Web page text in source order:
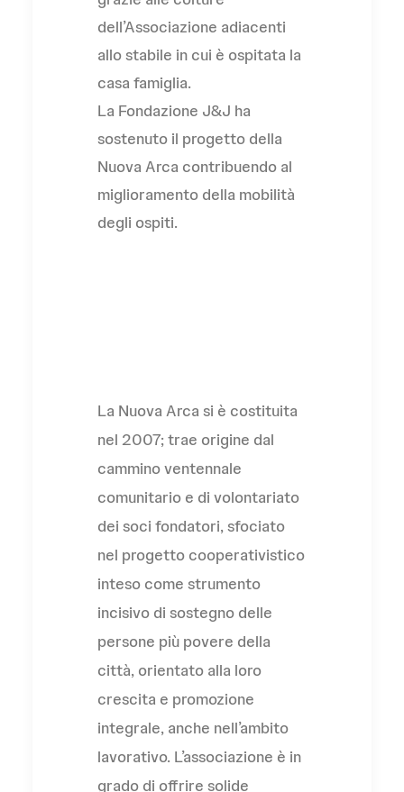
dell’Associazione adiacenti
allo stabile in cui è ospitata la
casa famiglia.
La Fondazione J&J ha
sostenuto il progetto della
Nuova Arca contribuendo al
miglioramento della mobilità
degli ospiti.
La Nuova Arca si è costituita
nel 2007; trae origine dal
cammino ventennale
comunitario e di volontariato
dei soci fondatori, sfociato
nel progetto cooperativistico
inteso come strumento
incisivo di sostegno delle
persone più povere della
città, orientato alla loro
crescita e promozione
integrale, anche nell’ambito
lavorativo. L’associazione è in
grado di offrire solide